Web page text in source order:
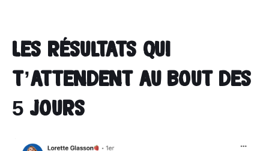
Les résultats qui
t’attendent au bout des
5 jours